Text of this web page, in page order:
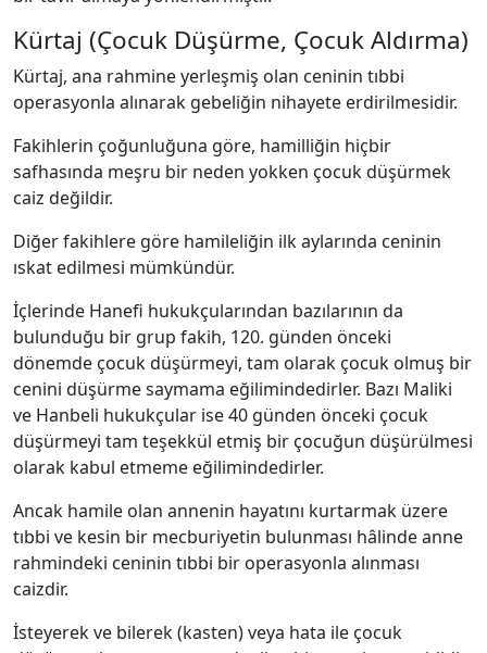
Kürtaj (Çocuk Düşürme, Çocuk Aldırma)
Kürtaj, ana rahmine yerleşmiş olan ceninin tıbbi
operasyonla alınarak gebeliğin nihayete erdirilmesidir.
Fakihlerin çoğunluğuna göre, hamilliğin hiçbir
safhasında meşru bir neden yokken çocuk düşürmek
caiz değildir.
Diğer fakihlere göre hamileliğin ilk aylarında ceninin
ıskat edilmesi mümkündür.
İçlerinde Hanefi hukukçularından bazılarının da
bulunduğu bir grup fakih, 120. günden önceki
dönemde çocuk düşürmeyi, tam olarak çocuk olmuş bir
cenini düşürme saymama eğilimindedirler. Bazı Maliki
ve Hanbeli hukukçular ise 40 günden önceki çocuk
düşürmeyi tam teşekkül etmiş bir çocuğun düşürülmesi
olarak kabul etmeme eğilimindedirler.
Ancak hamile olan annenin hayatını kurtarmak üzere
tıbbi ve kesin bir mecburiyetin bulunması hâlinde anne
rahmindeki ceninin tıbbi bir operasyonla alınması
caizdir.
İsteyerek ve bilerek (kasten) veya hata ile çocuk